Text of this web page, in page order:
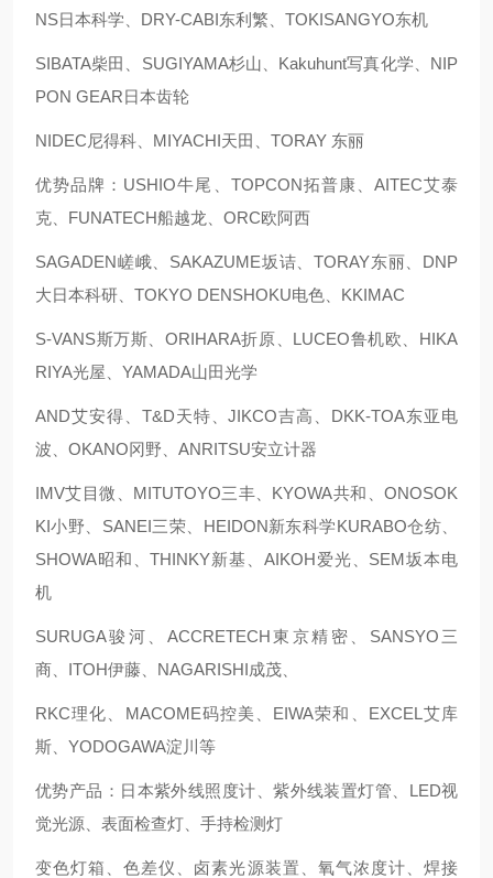
NS日本科学、DRY-CABI东利繁、TOKISANGYO东机
SIBATA柴田、SUGIYAMA杉山、Kakuhunt写真化学、NIP
PON GEAR日本齿轮
NIDEC尼得科、MIYACHI天田、TORAY 东丽
优势品牌：USHIO牛尾、TOPCON拓普康、AITEC艾泰
克、FUNATECH船越龙、ORC欧阿西
SAGADEN嵯峨、SAKAZUME坂诘、TORAY东丽、DNP
大日本科研、TOKYO DENSHOKU电色、KKIMAC
S-VANS斯万斯、ORIHARA折原、LUCEO鲁机欧、HIKA
RIYA光屋、YAMADA山田光学
AND艾安得、T&D天特、JIKCO吉高、DKK-TOA东亚电
波、OKANO冈野、ANRITSU安立计器
IMV艾目微、MITUTOYO三丰、KYOWA共和、ONOSOK
KI小野、SANEI三荣、HEIDON新东科学KURABO仓纺、
SHOWA昭和、THINKY新基、AIKOH爱光、SEM坂本电
机
SURUGA骏河、ACCRETECH東京精密、SANSYO三
商、ITOH伊藤、NAGARISHI成茂、
RKC理化、MACOME码控美、EIWA荣和、EXCEL艾库
斯、YODOGAWA淀川等
优势产品：日本紫外线照度计、紫外线装置灯管、LED视
觉光源、表面检查灯、手持检测灯
变色灯箱、色差仪、卤素光源装置、氧气浓度计、焊接